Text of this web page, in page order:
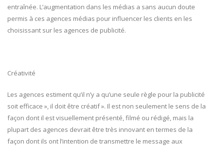
entraînée. L’augmentation dans les médias a sans aucun doute
permis à ces agences médias pour influencer les clients en les
choisissant sur les agences de publicité.
Créativité
Les agences estiment qu’il n’y a qu’une seule règle pour la publicité
soit efficace », il doit être créatif ». Il est non seulement le sens de la
façon dont il est visuellement présenté, filmé ou rédigé, mais la
plupart des agences devrait être très innovant en termes de la
façon dont ils ont l’intention de transmettre le message aux